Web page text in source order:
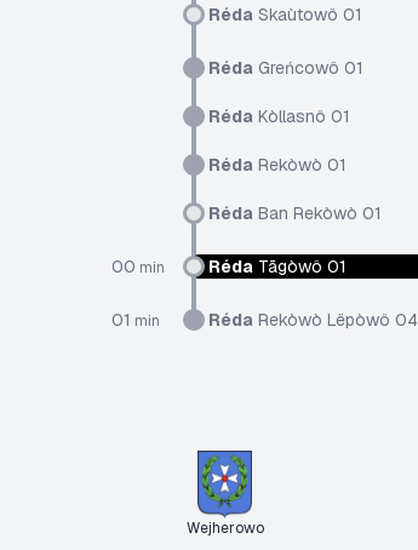
Réda Skaùtowô 01
Réda Greńcowô 01
Réda Kòllasnô 01
Réda Rekòwò 01
Réda Ban Rekòwò 01
00 min Réda Tãgòwô 01
01 min Réda Rekòwò Lëpòwô 04
Wejherowo